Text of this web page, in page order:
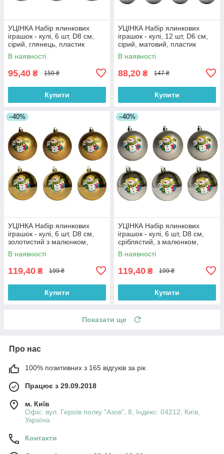
УЦІНКА Набір ялинкових
іграшок - кулі, 6 шт, D8 см,
сірий, глянець, пластик
(251284)
В наявності
95,40 ₴ 159 ₴
Купити
УЦІНКА Набір ялинкових
іграшок - кулі, 12 шт, D6 см,
сірий, матовий, пластик
(251161)
В наявності
88,20 ₴ 147 ₴
Купити
–40%
УЦІНКА Набір ялинкових
іграшок - кулі, 6 шт, D8 см,
золотистий з малюнком,
пластик (030361-2)
В наявності
119,40 ₴ 199 ₴
Купити
–40%
УЦІНКА Набір ялинкових
іграшок - кулі, 6 шт, D8 см,
сріблястий, з малюнком,
пластик (030361-1)
В наявності
119,40 ₴ 199 ₴
Купити
Показати ще
Про нас
100% позитивних з 165 відгуків за рік
Працює з 29.09.2018
м. Київ
Офіс: вул. Героїв полку "Азов", 8, Індекс: 04212, Київ,
Україна
Контакти